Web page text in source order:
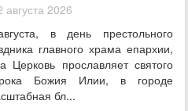
августа 2026
в день престольного
главного храма епархии,
Церковь прославляет святого
Божия Илии, в городе
бл...